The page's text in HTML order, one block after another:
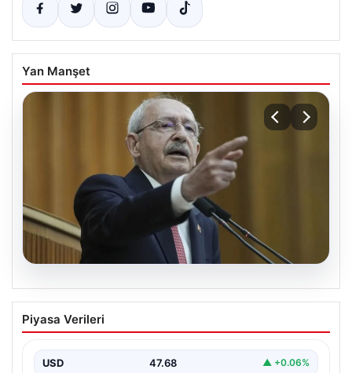
Yan Manşet
Kılıçdaroğlu: Hesap sormaktan da
vermekten de çekinmeyiz
de çekinmeyiz”, “content”: “ Cumhuriyet Halk Partisi
Piyasa Verileri
USD 47.68 ▲ +0.06%